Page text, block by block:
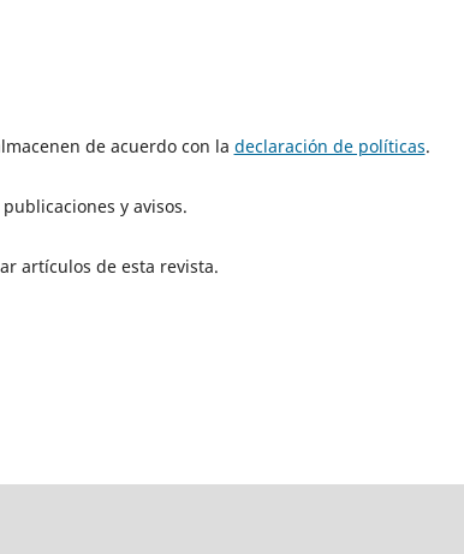
de acuerdo con la declaración de políticas.
y avisos.
artículos de esta revista.